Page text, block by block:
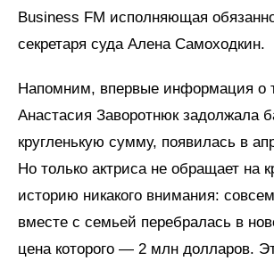
Business FM исполняющая
секретаря суда Алена Самоходкин.
Напомним, впервые информация о
Анастасия Заворотнюк задолжала
кругленькую сумму, появилась в
Но только актриса не обращает на
историю никакого внимания:
вместе с семьей перебралась в
цена которого — 2 млн долларов.